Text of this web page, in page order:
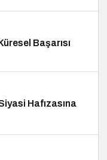
Başarısı
Hafızasına